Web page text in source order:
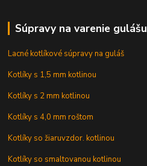
Súpravy na varenie gulášu
Lacné kotlíkové súpravy na guláš
Kotlíky s 1,5 mm kotlinou
Kotlíky s 2 mm kotlinou
Kotlíky s 4,0 mm roštom
Kotlíky so žiaruvzdor. kotlinou
Kotlíky so smaltovanou kotlinou